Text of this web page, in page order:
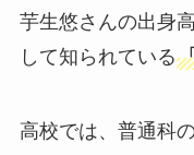
芋生悠さんの出身
して知られている
高校では、普通科